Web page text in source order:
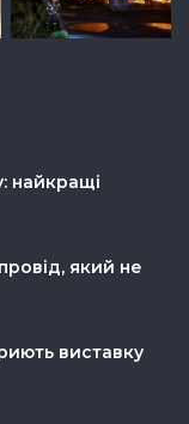
найкращі
який не
виставку